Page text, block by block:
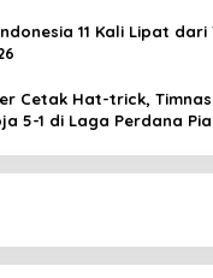
11 Kali Lipat
Cetak Hat-trick,
5-1 di Laga Perdana